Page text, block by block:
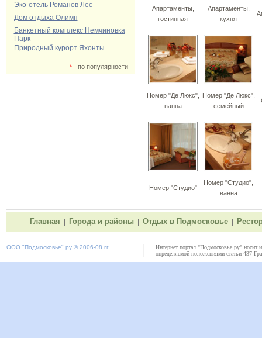
Эко-отель Романов Лес
Дом отдыха Олимп
Банкетный комплекс Немчиновка
Парк
Природный курорт Яхонты
*- по популярности
Апартаменты,
гостинная
Апартаменты,
кухня
Номер "Де Люкс",
ванна
Номер "Де Люкс",
семейный
Номер "Студио"
Номер "Студио",
ванна
Главная Города и районы Отдых в Подмосковье
ООО "Подмосковье" .ру © 2006-08 гг.
Интернет портал "Подмосковье.ру" носит
определяемой положениями статьи 437